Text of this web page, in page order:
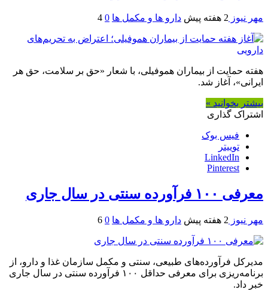
مهر نیوز 2 هفته پیش دارو ها و مکمل ها 0
4
هفته حمایت از بیماران هموفیلی، با شعار «حق بر سلامت، حق هر
ایرانی»، آغاز شد.
بیشتر بخوانید »
اشتراک گذاری
فیس بوک
توییتر
LinkedIn
Pinterest
معرفی ۱۰۰ فرآورده سنتی در سال جاری
مهر نیوز 2 هفته پیش دارو ها و مکمل ها 0
6
مدیرکل فرآورده‌های طبیعی، سنتی و مکمل سازمان غذا و دارو، از
برنامه‌ریزی برای معرفی حداقل ۱۰۰ فرآورده سنتی در سال جاری
خبر داد.